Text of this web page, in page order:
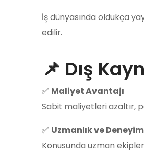
İş dünyasında oldukça
edilir.
📌 Dış
✅ Maliyet Avantajı
Sabit maliyetleri azaltır,
✅ Uzmanlık ve Deneyim
Konusunda uzman